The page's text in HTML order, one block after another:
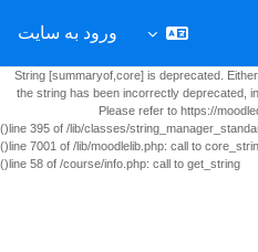
String [summaryof,core] is deprecated.
the string has been incorrectly deprecated,
Please refer to https://
line 395 of /lib/classes/
line 7001 of /lib/moodlelib.php: call to
line 58 of /course/info.php: call to get_string()
ورود به سایت